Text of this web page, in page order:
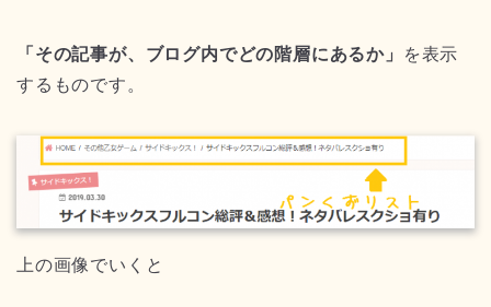
「その記事が、ブログ内でどの階層にあるか」
を表示
するものです。
上の画像でいくと